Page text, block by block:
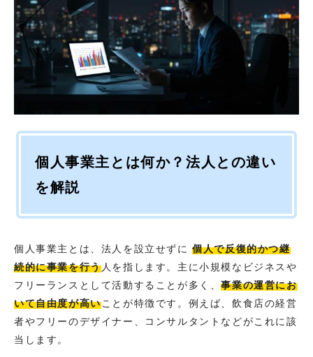
個人事業主とは何か？法人との違い
を解説
個人事業主とは、法人を設立せずに個人で反復的かつ継
続的に事業を行う人を指します。主に小規模なビジネスや
フリーランスとして活動することが多く、事業の運営にお
いて自由度が高いことが特徴です。例えば、飲食店の経営
者やフリーのデザイナー、コンサルタントなどがこれに該
当します。